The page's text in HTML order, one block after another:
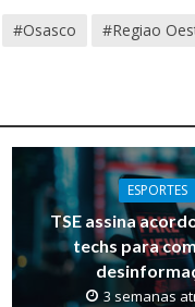
#Osasco #Regiao
ESPORTES
TSE assina
techs para
3 semanas